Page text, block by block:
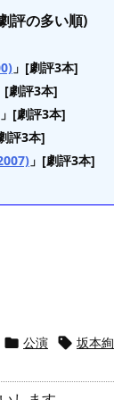
評の多い順)
」[劇評3本]
[劇評3本]
」[劇評3本]
評3本]
」[劇評3本]
 公演  坂本絢